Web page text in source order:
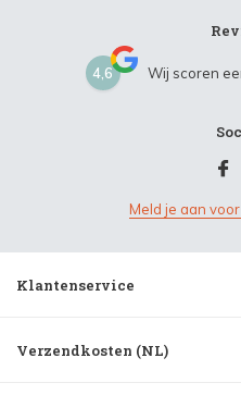
4,6 Wij scoren
Meld je aan
Klantenservice
Verzendkosten (NL)